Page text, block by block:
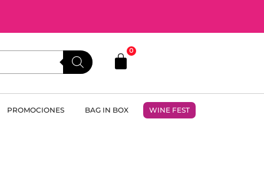
0
PROMOCIONES BAG IN BOX WINE FEST